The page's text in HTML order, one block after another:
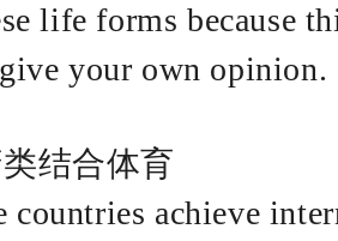
life forms because
your own opinion.
结合体育
countries achieve